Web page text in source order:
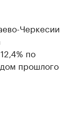
Черкесии
по
прошлого